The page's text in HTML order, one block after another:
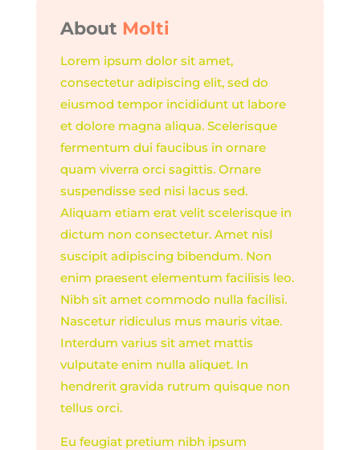
About Molti
Lorem ipsum dolor sit amet,
consectetur adipiscing elit, sed do
eiusmod tempor incididunt ut labore
et dolore magna aliqua. Scelerisque
fermentum dui faucibus in ornare
quam viverra orci sagittis. Ornare
suspendisse sed nisi lacus sed.
Aliquam etiam erat velit scelerisque in
dictum non consectetur. Amet nisl
suscipit adipiscing bibendum. Non
enim praesent elementum facilisis leo.
Nibh sit amet commodo nulla facilisi.
Nascetur ridiculus mus mauris vitae.
Interdum varius sit amet mattis
vulputate enim nulla aliquet. In
hendrerit gravida rutrum quisque non
tellus orci.
Eu feugiat pretium nibh ipsum